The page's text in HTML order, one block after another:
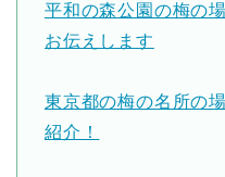
平和の森公園の梅の
お伝えします
東京都の梅の名所の
紹介！